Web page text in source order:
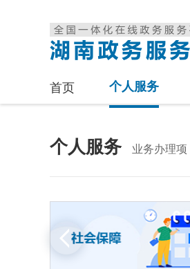
首页 个人服务
个人服务 业务办理项